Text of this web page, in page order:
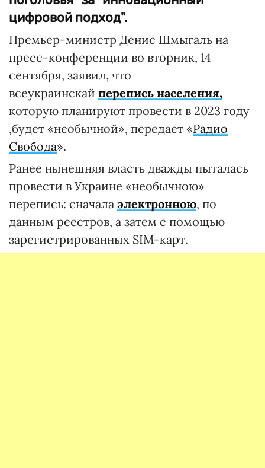
цифровой подход".
Премьер-министр Денис Шмыгаль на
пресс-конференции во вторник, 14
сентября, заявил, что
всеукраинскай перепись населения,
которую планируют провести в 2023 году
,будет «необычной», передает «Радио
Свобода».
Ранее нынешняя власть дважды пыталась
провести в Украине «необычною»
перепись: сначала электронною, по
данным реестров, а затем с помощью
зарегистрированных SIM-карт.